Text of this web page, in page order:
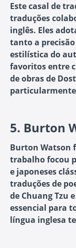
Este casal de
traduções
inglês. Eles
tanto a
estilística do
favoritos entre
de obras de
5. Burton
Burton Watson
trabalho focou
e japoneses
traduções de
de Chuang Tzu
essencial para
língua inglesa